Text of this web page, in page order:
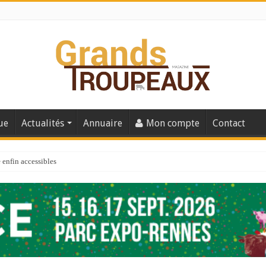
Actualités Annuaire Mon compte Contact
enfin accessibles
numéro de 2025
santé de vos veaux !